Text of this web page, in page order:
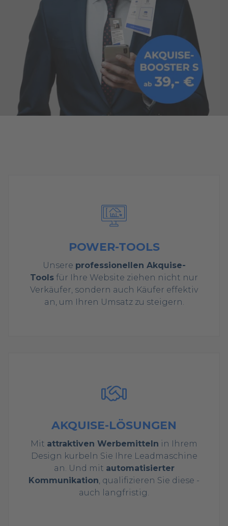
POWER-TOOLS
Unsere professionellen Akquise-
Tools für Ihre Website ziehen nicht nur
Verkäufer, sondern auch Käufer effektiv
an, um Ihren Umsatz zu steigern.
AKQUISE-LÖSUNGEN
Mit attraktiven Werbemitteln in Ihrem
Design kurbeln Sie Ihre Leadmaschine
an. Und mit automatisierter
Kommunikation , qualifizieren Sie diese -
auch langfristig.